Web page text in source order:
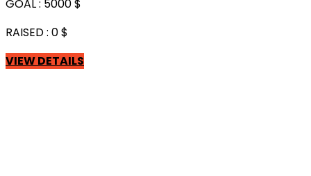
GOAL : 5000 $
RAISED : 0 $
VIEW DETAILS